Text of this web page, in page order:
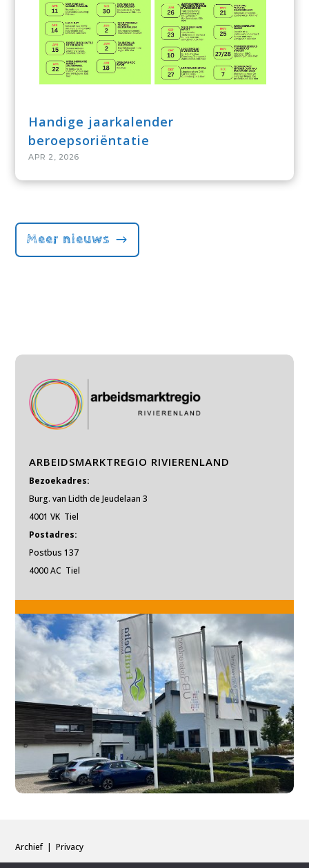
Handige jaarkalender
beroepsoriëntatie
APR 2, 2026
Meer nieuws
ARBEIDSMARKTREGIO RIVIERENLAND
Bezoekadres:
Burg. van Lidth de Jeudelaan 3
4001 VK Tiel
Postadres:
Postbus 137
4000 AC Tiel
Archief |Privacy